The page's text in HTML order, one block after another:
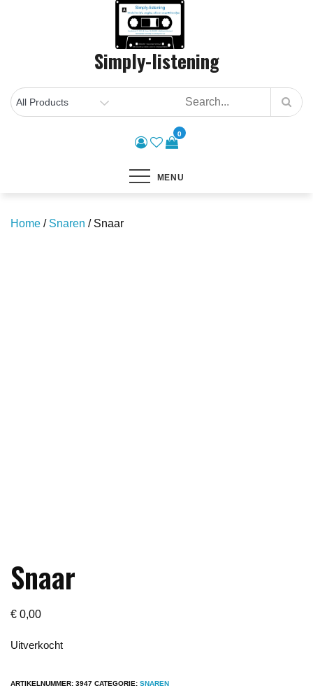
Simply-listening
0
MENU
Home / Snaren / Snaar
Snaar
€ 0,00
Uitverkocht
ARTIKELNUMMER: 3947 CATEGORIE: SNAREN